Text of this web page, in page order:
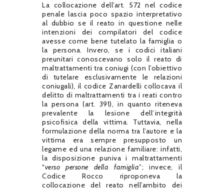
La collocazione dell’art. 572 nel codice
penale lascia poco spazio interpretativo
al dubbio se il reato in questione nelle
intenzioni dei compilatori del codice
avesse come bene tutelato la famiglia o
la persona. Invero, se i codici italiani
preunitari conoscevano solo il reato di
maltrattamenti tra coniugi (con l’obiettivo
di tutelare esclusivamente le relazioni
coniugali), il codice Zanardelli collocava il
delitto di maltrattamenti tra i reati contro
la persona (art. 391), in quanto riteneva
prevalente la lesione dell’integrità
psicofisica della vittima. Tuttavia, nella
formulazione della norma tra l’autore e la
vittima era sempre presupposto un
legame ed una relazione familiare: infatti,
la disposizione puniva i maltrattamenti
“verso persone della famiglia”; invece, il
Codice Rocco riproponeva la
collocazione del reato nell’ambito dei